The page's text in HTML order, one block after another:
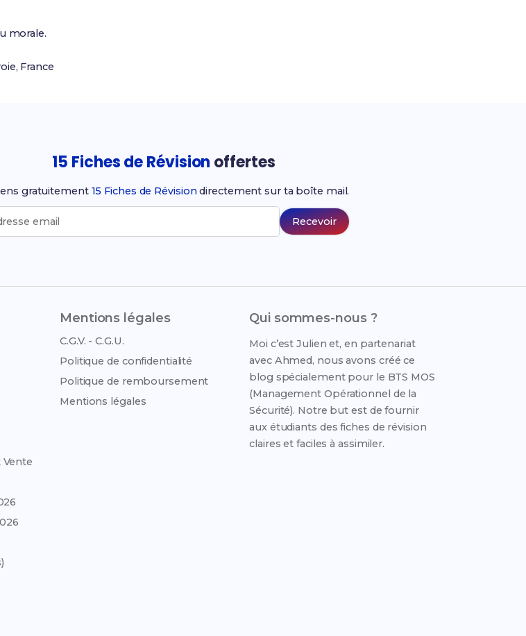
morale.
France
15 Fiches de Révision offertes
gratuitement 15 Fiches de Révisiondirectement sur ta boîte mail.
email Recevoir
Vente
Mentions légales
C.G.V. - C.G.U.
Politique de confidentialité
Politique de remboursement
Mentions légales
Qui sommes-nous ?
Moi c’est Julien et, en partenariat
avec Ahmed, nous avons créé ce
blog spécialement pour le BTS MOS
(Management Opérationnel de la
Sécurité). Notre but est de fournir
aux étudiants des fiches de révision
claires et faciles à assimiler.